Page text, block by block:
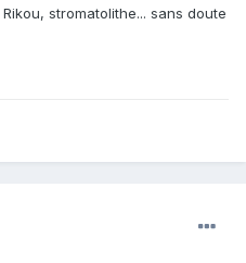
stromatolithe... sans doute